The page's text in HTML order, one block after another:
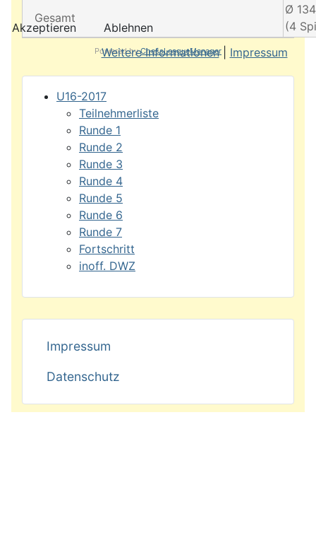
U16-2017
Teilnehmerliste
Runde 1
Runde 2
Runde 3
Runde 4
Runde 5
Runde 6
Runde 7
Fortschritt
inoff. DWZ
Gesamt
Ø
(4
Powered byChessLeagueManager
Impressum
Datenschutz
Akzeptieren
Ablehnen
Weitere Informationen| Impressum